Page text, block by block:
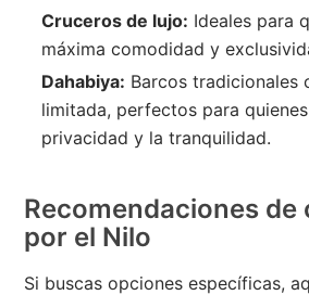
Cruceros de lujo: Ideales para
máxima comodidad y
Dahabiya: Barcos tradicionales
limitada, perfectos para
privacidad y la tranquilidad.
Recomendaciones de
por el Nilo
Si buscas opciones específicas,